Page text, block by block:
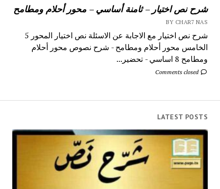
شرح نص اختيار – ثامنة أساسي – محور أحلام ومطامح
BY CHAR7 NAS
شرح نص اختيار مع الاجابة عن الاسئلة نص اختيار المحور 5
الخامس محور أحلام ومطامح - شرح نصوص محور أحلام
ومطامح 8 اساسي - تحضير...
Comments closed
LATEST POSTS